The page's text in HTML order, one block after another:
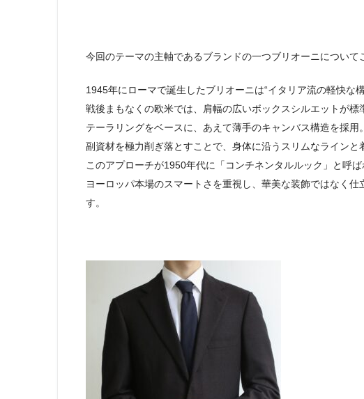
今回のテーマの主軸であるブランドの一つブリオーニについて
1945年にローマで誕生したブリオーニは“イタリア流の軽快な
戦後まもなくの欧米では、肩幅の広いボックスシルエットが
テーラリングをベースに、あえて薄手のキャンバス構造を採用。
副資材を極力削ぎ落とすことで、身体に沿うスリムなラインと
このアプローチが1950年代に「コンチネンタルルック」と呼
ヨーロッパ本場のスマートさを重視し、華美な装飾ではなく
す。